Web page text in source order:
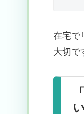
在宅で
大切で